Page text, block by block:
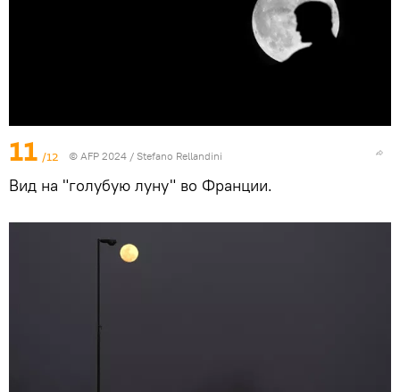
11 /12 © AFP 2024 / Stefano Rellandini
Вид на "голубую луну" во Франции.